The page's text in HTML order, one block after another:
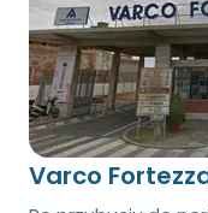
Varco